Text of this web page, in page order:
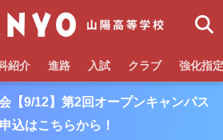
紹介 進路 入試 クラブ 強化指
【9/12】第2回オープンキャンパス
込はこちらから！